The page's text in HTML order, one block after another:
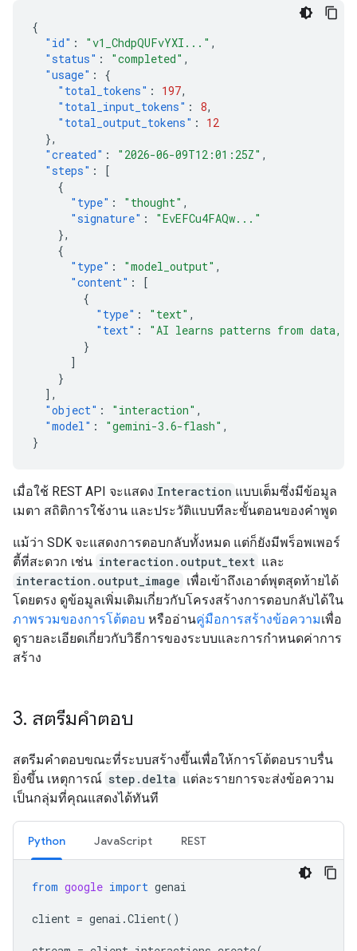
{
"id" : "v1_ChdpQUFvYXI..." ,
"status" : "completed" ,
"usage" :
{
"total_tokens" : 197,
"total_input_tokens" : 8,
"total_output_tokens" :
12
},
"created" : "2026-06-09T12:01:25Z" ,
"steps" :
[
{
"type" : "thought" ,
"signature" :
"EvEFCu4FAQw..."
},
{
"type" : "model_output" ,
"content" :
[
{
"type" : "text" ,
"text" :
"AI learns patterns from data,
}
]
}
],
"object" : "interaction" ,
"model" : "gemini-3.6-flash" ,
}
เมื่อใช้ REST API จะแสดง Interaction แบบเต็มซึ่งมีข้อมูล
เมตา สถิติการใช้งาน และประวัติแบบทีละขั้นตอนของคำพูด
แม้ว่า SDK จะแสดงการตอบกลับทั้งหมด แต่ก็ยังมีพร็อพเพอร์
ตี้ที่สะดวก เช่น interaction.output_text และ
interaction.output_image เพื่อเข้าถึงเอาต์พุตสุดท้ายได้
โดยตรง ดูข้อมูลเพิ่มเติมเกี่ยวกับโครงสร้างการตอบกลับได้ใน
ภาพรวมของการโต้ตอบ หรืออ่านคู่มือการสร้างข้อความเพื่อ
ดูรายละเอียดเกี่ยวกับวิธีการของระบบและการกำหนดค่าการ
สร้าง
3. สตรีมคำตอบ
สตรีมคำตอบขณะที่ระบบสร้างขึ้นเพื่อให้การโต้ตอบราบรื่น
ยิ่งขึ้น เหตุการณ์ step.delta แต่ละรายการจะส่งข้อความ
เป็นกลุ่มที่คุณแสดงได้ทันที
Python JavaScript REST
from google import genai
client = genai .Client()